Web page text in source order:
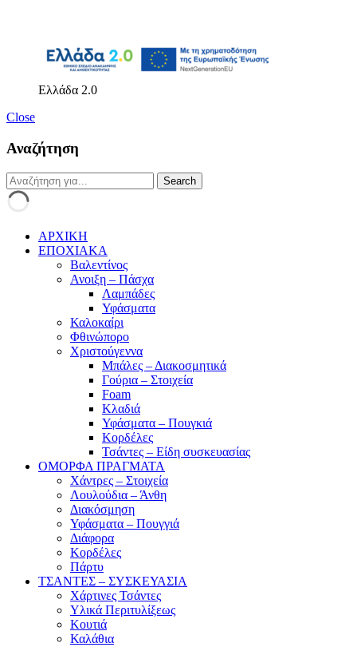
Ελλάδα 2.0
Close
Αναζήτηση
ΑΡΧΙΚΗ
ΕΠΟΧΙΑΚΑ
Βαλεντίνος
Ανοιξη – Πάσχα
Λαμπάδες
Υφάσματα
Καλοκαίρι
Φθινώπορο
Χριστούγεννα
Μπάλες – Διακοσμητικά
Γούρια – Στοιχεία
Foam
Κλαδιά
Υφάσματα – Πουγκιά
Κορδέλες
Τσάντες – Είδη συσκευασίας
ΟΜΟΡΦΑ ΠΡΑΓΜΑΤΑ
Χάντρες – Στοιχεία
Λουλούδια – Άνθη
Διακόσμηση
Υφάσματα – Πουγγιά
Διάφορα
Κορδέλες
Πάρτυ
ΤΣΑΝΤΕΣ – ΣΥΣΚΕΥΑΣΙΑ
Χάρτινες Τσάντες
Υλικά Περιτυλίξεως
Κουτιά
Καλάθια